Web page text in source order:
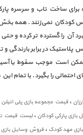
ساخت تاب و سرسره پارک
نمی‌زنند. همه بخش
آن را گسترده تر کرده و
در برابر بارندگی و
است موجب سقوط یا
را بگیرد. با تمام
، قیمت مجموعه بازی پلی
بازی پارکی کودکان ،لیست قیمت
مهد کودک ، فروش وسایل